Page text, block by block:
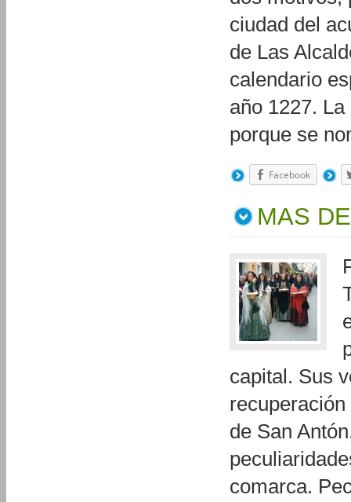
ciudad del
de Las
calendario
año 1227.
porque se
Facebook
MAS
capital. Sus
de San
comarca.